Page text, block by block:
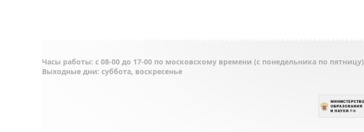
Часы работы: с 08-00 до 17-00 по московскому времени (с понедельника по пятницу)
Выходные дни: суббота, воскресенье